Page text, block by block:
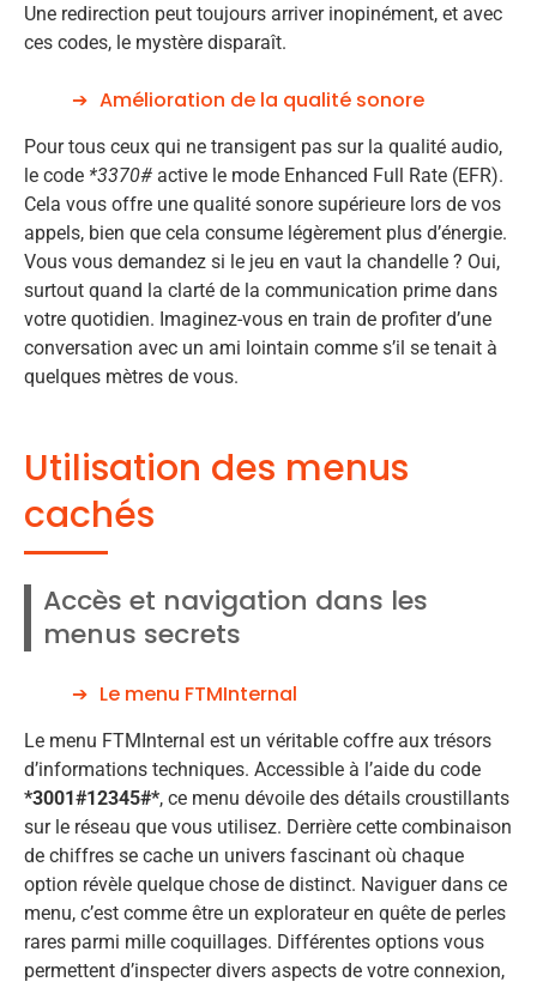
Une redirection peut toujours arriver inopinément, et avec
ces codes, le mystère disparaît.
Amélioration de la qualité sonore
Pour tous ceux qui ne transigent pas sur la qualité audio,
le code *3370# active le mode Enhanced Full Rate (EFR).
Cela vous offre une qualité sonore supérieure lors de vos
appels, bien que cela consume légèrement plus d’énergie.
Vous vous demandez si le jeu en vaut la chandelle ? Oui,
surtout quand la clarté de la communication prime dans
votre quotidien. Imaginez-vous en train de profiter d’une
conversation avec un ami lointain comme s’il se tenait à
quelques mètres de vous.
Utilisation des menus
cachés
Accès et navigation dans les
menus secrets
Le menu FTMInternal
Le menu FTMInternal est un véritable coffre aux trésors
d’informations techniques. Accessible à l’aide du code
*3001#12345#*, ce menu dévoile des détails croustillants
sur le réseau que vous utilisez. Derrière cette combinaison
de chiffres se cache un univers fascinant où chaque
option révèle quelque chose de distinct. Naviguer dans ce
menu, c’est comme être un explorateur en quête de perles
rares parmi mille coquillages. Différentes options vous
permettent d’inspecter divers aspects de votre connexion,